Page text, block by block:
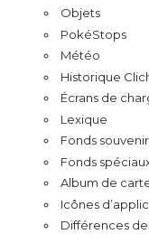
Objets
PokéStops
Météo
Historique
Écrans de
Lexique
Fonds
Fonds
Album de
Icônes
Différences